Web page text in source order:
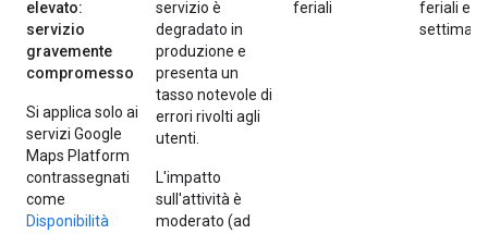
elevato:
servizio
gravemente
compromesso
Si applica solo ai
servizi Google
Maps Platform
contrassegnati
come
Disponibilità
servizio è
degradato in
produzione e
presenta un
tasso notevole di
errori rivolti agli
utenti.
L'impatto
sull'attività è
moderato (ad
feriali
feriali e